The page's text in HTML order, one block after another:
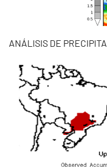
ANÁLISIS DE